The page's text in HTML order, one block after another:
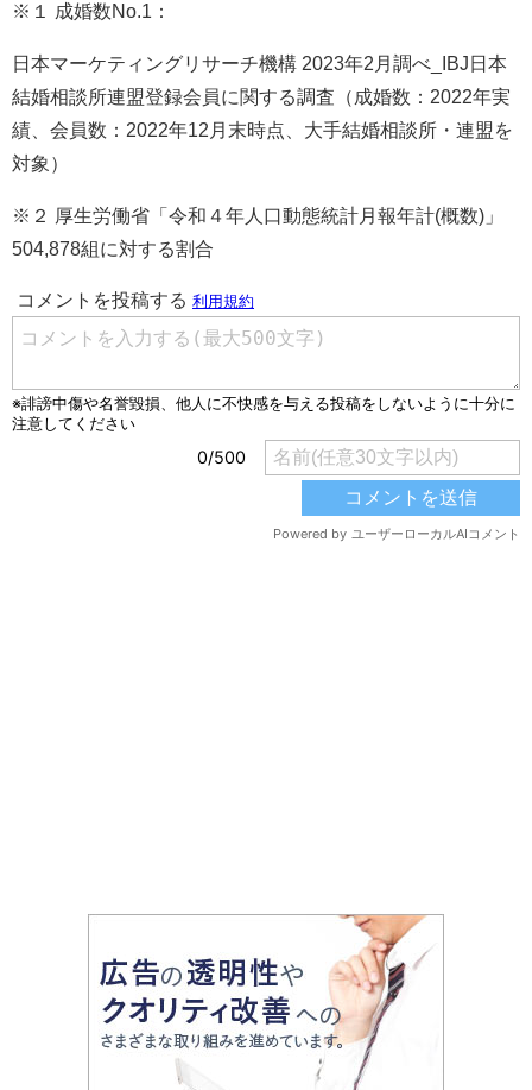
※１ 成婚数No.1：
日本マーケティングリサーチ機構 2023年2月調べ_IBJ日本
結婚相談所連盟登録会員に関する調査（成婚数：2022年実
績、会員数：2022年12月末時点、大手結婚相談所・連盟を
対象）
※２ 厚生労働省「令和４年人口動態統計月報年計(概数)」
504,878組に対する割合